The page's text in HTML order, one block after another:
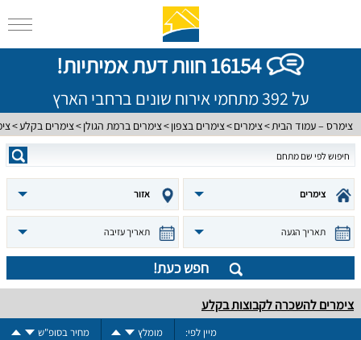
16154 חוות דעת אמיתיות!
על 392 מתחמי אירוח שונים ברחבי הארץ
צימרס – עמוד הבית צימרים צימרים בצפון צימרים ברמת הגולן צימרים בקלע
צימרים אזור
תאריך הגעה תאריך עזיבה
חפש כעת!
צימרים להשכרה לקבוצות בקלע
מיין לפי: מומלץ מחיר בסופ"ש